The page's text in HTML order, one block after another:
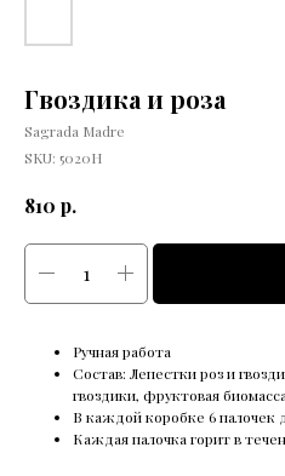
Гвоздика и роза
Sagrada Madre
SKU: 5020H
810 р.
Ручная работа
Состав: Лепестки роз и
гвоздики, фруктовая
В каждой коробке 6 палочек
Каждая палочка горит в